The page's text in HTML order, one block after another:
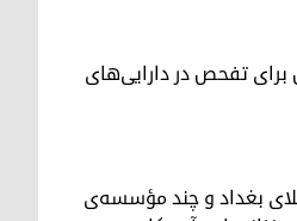
تفحص در دارایی‌های
بغداد و چند مؤسسه‌ی